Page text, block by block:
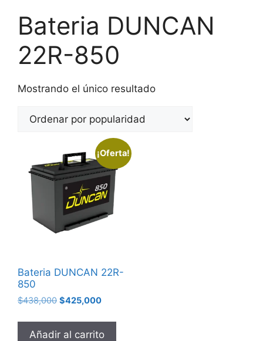
Bateria DUNCAN
22R-850
Mostrando el único resultado
¡Oferta!
Bateria DUNCAN 22R-
850
$438,000 $425,000
Añadir al carrito